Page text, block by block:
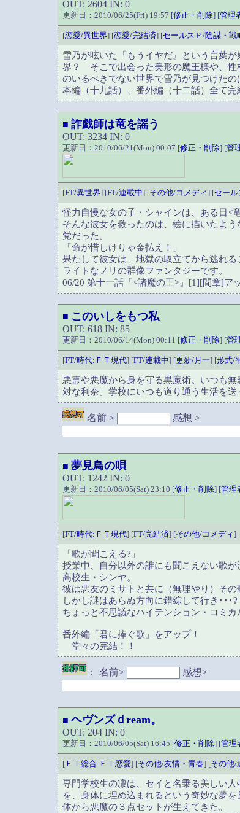
OUT: 2604 IN: 0
更新日：2010/06/25(Fri) 19:57 [修正・削除] [管理
[恋愛/異世界] [恋愛/完結済] [セールスＰ/陰謀・戦
雪乃が呟いた『もうイヤだ』という言葉
界？ そこで出会った美形の魔王様や、性
のいるべきでない世界で雪乃が見つけたの
本編（十九話）、番外編（十二話）全て完
■ 詐戯師は竜を謡う
OUT: 3234 IN: 0
更新日：2010/06/21(Mon) 00:07 [修正・削除] [管
[FT/異世界] [FT/連載中] [その他/コメディ] [セール
怪力自慢な女の子・シャインは、ある日<
そんな彼女を救ったのは、絵に描いたよ
党だった。
「命が惜しけりゃ金払え！」
果たして彼女は、地獄の取立てから逃れる
ライトなノリの群像ファンタジーです。
06/20 第十一話『<諸魔の王>』[1][間章]アッ
■ このいしをもつ私
OUT: 618 IN: 85
更新日：2010/06/14(Mon) 00:11 [修正・削除] [管
[FT/時代:ＦＴ現代] [FT/連載中] [更新/月一] [形式/
悪霊や悪魔から身を守る黒魔術。いつも
対な利奈。学校にいつも道り通う生活を送
名前 > 感想 >
■ 夢見鳥の唄
OUT: 1242 IN: 0
更新日：2010/06/05(Sat) 23:10 [修正・削除] [管理
[FT/時代:ＦＴ現代] [FT/完結済] [その他/コメディ]
「歌が聞こえる?」
授業中、自分以外の誰にも聞こえない歌
高校生・シンヤ。
彼は悪友のミサトと共に（無理やり）その
しかし謎はあらぬ方向に錯綜して行き･･･?
ちょっと不思議なハイテンション・コミカ
番外編「君に捧ぐ歌」をアップ！
堂々の完結！！
： 名前> 感想>
■ ヘヴンズｄream。
OUT: 204 IN: 0
更新日：2010/06/05(Sat) 16:45 [修正・削除] [管理
[ＦＴ総合:ＦＴ恋愛] [その他/友情・青春] [その他/
専門学校生の凛は、セイと名乗る美しい
を、身体に埋め込まれるという奇妙な夢
体から悪魔の３点セットが生えてきた。